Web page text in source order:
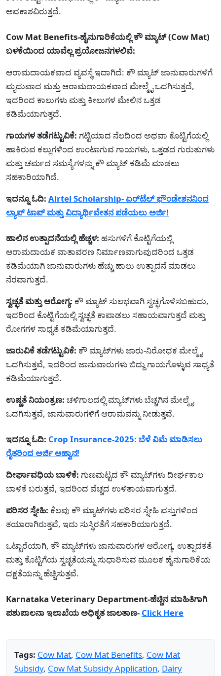
ಅವಕಾಶವಿರುತ್ತದೆ.
Cow Mat Benefits-ಹೈನುಗಾರಿಕೆಯಲ್ಲಿ ಕೌ ಮ್ಯಾಟ್ (Cow Mat)
ಬಳಕೆಯಿಂದ ಯಾವೆಲ್ಲ ಪ್ರಯೋಜನಗಳಲಿವೆ:
ಆರಾಮದಾಯಕವಾದ ವ್ಯವಸ್ಥೆ ಇದಾಗಿದೆ: ಕೌ ಮ್ಯಾಟ್ ಜಾನುವಾರುಗಳಿಗೆ
ಮೃದುವಾದ ಮತ್ತು ಆರಾಮದಾಯಕವಾದ ಮೇಲ್ಮೈ ಒದಗಿಸುತ್ತದೆ,
ಇದರಿಂದ ಕಾಲುಗಳು ಮತ್ತು ಕೀಲುಗಳ ಮೇಲಿನ ಒತ್ತಡ
ಕಡಿಮೆಯಾಗುತ್ತದೆ.
ಗಾಯಗಳ ತಡೆಗಟ್ಟುವಿಕೆ: ಗಟ್ಟಿಯಾದ ನೆಲದಿಂದ ಅಥವಾ ಕೊಟ್ಟಿಗೆಯಲ್ಲಿ
ಹಾಕಿರುವ ಕಲ್ಲುಗಳಿಂದ ಉಂಟಾಗುವ ಗಾಯಗಳು, ಒತ್ತಡದ ಗುರುತುಗಳು
ಮತ್ತು ಚರ್ಮದ ಸಮಸ್ಯೆಗಳನ್ನು ಕೌ ಮ್ಯಾಟ್ ಕಡಿಮೆ ಮಾಡಲು
ಸಹಕಾರಿಯಾಗಿದೆ.
ಇದನ್ನೂ ಓದಿ: Airtel Scholarship- ಏರ್‌ಟೆಲ್ ಫೌಂಡೇಶನನಿಂದ
ಲ್ಯಾಪ್ ಟಾಪ್ ಮತ್ತು ವಿದ್ಯಾರ್ಥಿವೇತನ ಪಡೆಯಲು ಅರ್ಜಿ!
ಹಾಲಿನ ಉತ್ಪಾದನೆಯಲ್ಲಿ ಹೆಚ್ಚಳ: ಹಸುಗಳಿಗೆ ಕೊಟ್ಟಿಗೆಯಲ್ಲಿ
ಆರಾಮದಾಯಕ ವಾತಾವರಣ ನಿರ್ಮಾಣವಾಗುವುದರಿಂದ ಒತ್ತಡ
ಕಡಿಮೆಯಾಗಿ ಜಾನುವಾರುಗಳು ಹೆಚ್ಚು ಹಾಲು ಉತ್ಪಾದನೆ ಮಾಡಲು
ನೆರವಾಗುತ್ತದೆ.
ಸ್ವಚ್ಛತೆ ಮತ್ತು ಆರೋಗ್ಯ: ಕೌ ಮ್ಯಾಟ್ ಸುಲಭವಾಗಿ ಸ್ವಚ್ಛಗೊಳಿಸಬಹುದು,
ಇದರಿಂದ ಕೊಟ್ಟಿಗೆಯಲ್ಲಿ ಸ್ವಚ್ಛತೆ ಕಾಪಾಡಲು ಸಹಾಯವಾಗುತ್ತದೆ ಮತ್ತು
ರೋಗಗಳ ಸಾಧ್ಯತೆ ಕಡಿಮೆಯಾಗುತ್ತದೆ.
ಜಾರುವಿಕೆ ತಡೆಗಟ್ಟುವಿಕೆ: ಕೌ ಮ್ಯಾಟ್‌ಗಳು ಜಾರು-ನಿರೋಧಕ ಮೇಲ್ಮೈ
ಒದಗಿಸುತ್ತವೆ, ಇದರಿಂದ ಜಾನುವಾರುಗಳು ಬಿದ್ದು ಗಾಯಗೊಳ್ಳುವ ಸಾಧ್ಯತೆ
ಕಡಿಮೆಯಾಗುತ್ತದೆ.
ಉಷ್ಣತೆ ನಿಯಂತ್ರಣ: ಚಳಿಗಾಲದಲ್ಲಿ ಮ್ಯಾಟ್‌ಗಳು ಬೆಚ್ಚಗಿನ ಮೇಲ್ಮೈ
ಒದಗಿಸುತ್ತವೆ, ಜಾನುವಾರುಗಳಿಗೆ ಆರಾಮವನ್ನು ನೀಡುತ್ತವೆ.
ಇದನ್ನೂ ಓದಿ: Crop Insurance-2025: ಬೆಳೆ ವಿಮೆ ಮಾಡಿಸಲು
ರೈತರಿಂದ ಅರ್ಜಿ ಆಹ್ವಾನ!
ದೀರ್ಘಾವಧಿಯ ಬಾಳಿಕೆ: ಗುಣಮಟ್ಟದ ಕೌ ಮ್ಯಾಟ್‌ಗಳು ದೀರ್ಘಕಾಲ
ಬಾಳಿಕೆ ಬರುತ್ತವೆ, ಇದರಿಂದ ವೆಚ್ಚದ ಉಳಿತಾಯವಾಗುತ್ತದೆ.
ಪರಿಸರ ಸ್ನೇಹಿ: ಕೆಲವು ಕೌ ಮ್ಯಾಟ್‌ಗಳು ಪರಿಸರ ಸ್ನೇಹಿ ವಸ್ತುಗಳಿಂದ
ತಯಾರಾಗಿರುತ್ತವೆ, ಇದು ಸುಸ್ಥಿರತೆಗೆ ಸಹಕಾರಿಯಾಗುತ್ತದೆ.
ಒಟ್ಟಾರೆಯಾಗಿ, ಕೌ ಮ್ಯಾಟ್‌ಗಳು ಜಾನುವಾರುಗಳ ಆರೋಗ್ಯ, ಉತ್ಪಾದಕತೆ
ಮತ್ತು ಕೊಟ್ಟಿಗೆಯ ಸ್ವಚ್ಛತೆಯನ್ನು ಸುಧಾರಿಸುವ ಮೂಲಕ ಹೈನುಗಾರಿಕೆಯ
ದಕ್ಷತೆಯನ್ನು ಹೆಚ್ಚಿಸುತ್ತವೆ.
Karnataka Veterinary Department-ಹೆಚ್ಚಿನ ಮಾಹಿತಿಗಾಗಿ
ಪಶುಪಾಲನಾ ಇಲಾಖೆಯ ಅಧಿಕೃತ ಜಾಲತಾಣ- Click Here
Tags: Cow Mat, Cow Mat Benefits, Cow Mat
Subsidy, Cow Mat Subsidy Application, Dairy